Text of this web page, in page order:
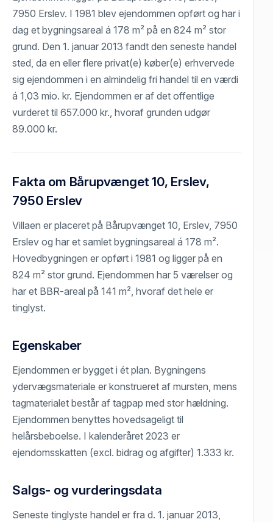
7950 Erslev. I 1981 blev ejendommen opført og har i
dag et bygningsareal á 178 m² på en 824 m² stor
grund. Den 1. januar 2013 fandt den seneste handel
sted, da en eller flere privat(e) køber(e) erhvervede
sig ejendommen i en almindelig fri handel til en værdi
á 1,03 mio. kr. Ejendommen er af det offentlige
vurderet til 657.000 kr., hvoraf grunden udgør
89.000 kr.
Fakta om Bårupvænget 10, Erslev,
7950 Erslev
Villaen er placeret på Bårupvænget 10, Erslev, 7950
Erslev og har et samlet bygningsareal á 178 m².
Hovedbygningen er opført i 1981 og ligger på en
824 m² stor grund. Ejendommen har 5 værelser og
har et BBR-areal på 141 m², hvoraf det hele er
tinglyst.
Egenskaber
Ejendommen er bygget i ét plan. Bygningens
ydervægsmateriale er konstrueret af mursten, mens
tagmaterialet består af tagpap med stor hældning.
Ejendommen benyttes hovedsageligt til
helårsbeboelse. I kalenderåret 2023 er
ejendomsskatten (excl. bidrag og afgifter) 1.333 kr.
Salgs- og vurderingsdata
Seneste tinglyste handel er fra d. 1. januar 2013,